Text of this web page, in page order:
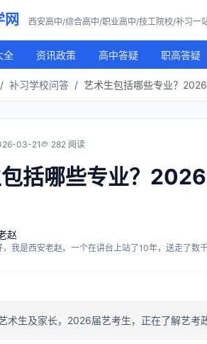
网 西安高中/综合高中/职业高中/技工院校/补习一
全 资讯政策 高中答疑 职高答疑
补习学校问答 艺术生包括哪些专业？
03-21 282 阅读
括哪些专业？
赵
，我是西安老赵。一个在讲台上站了10年，送走了数
术生及家长，2026届艺考生，正在了解艺考